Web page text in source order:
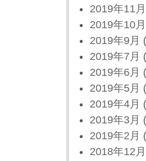
2019年11月
2019年10月
2019年9月
2019年7月
2019年6月
2019年5月
2019年4月
2019年3月
2019年2月
2018年12月